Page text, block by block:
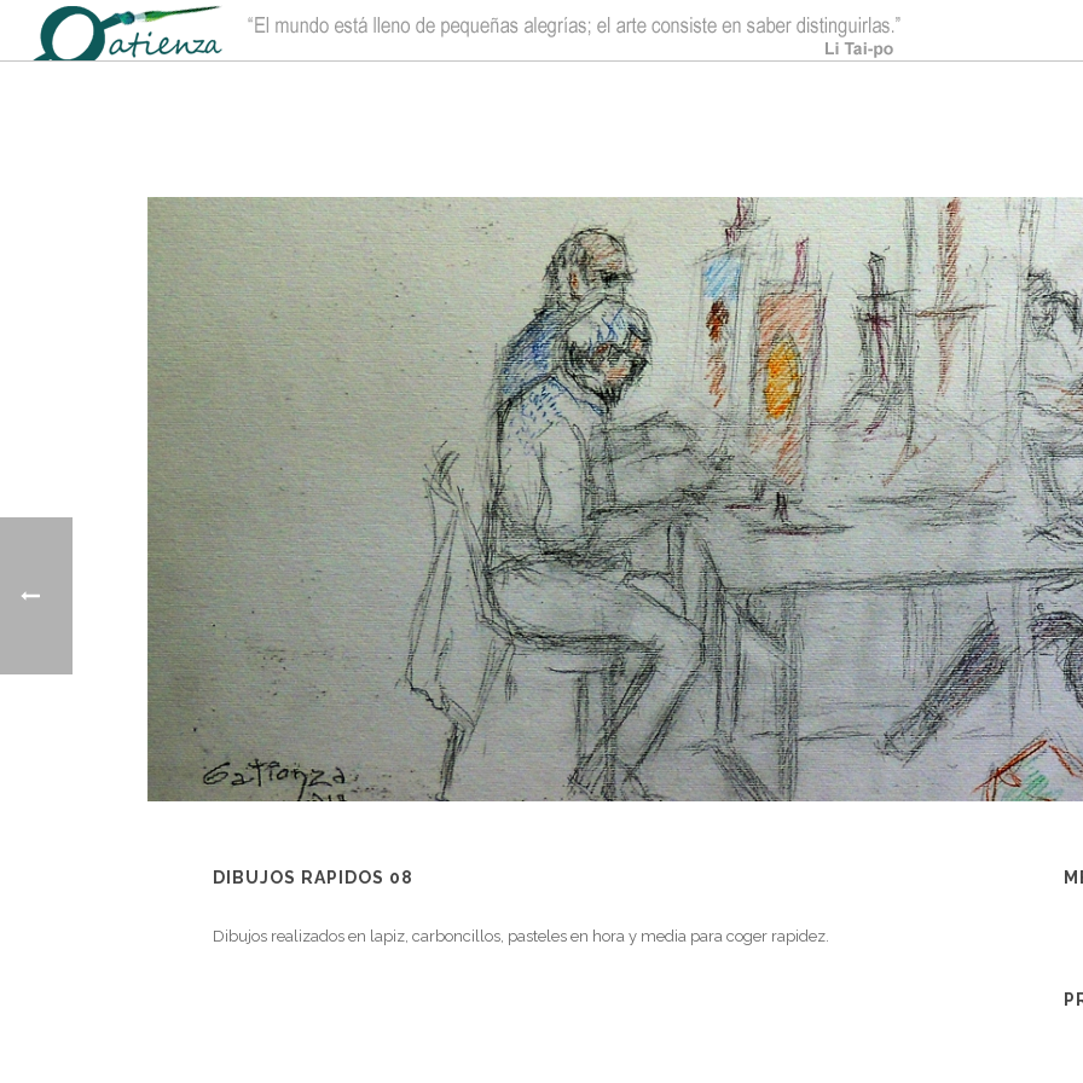
DIBUJOS RAPIDOS 08
Dibujos realizados en lapiz, carboncillos, pasteles en hora y media para coger rapidez.